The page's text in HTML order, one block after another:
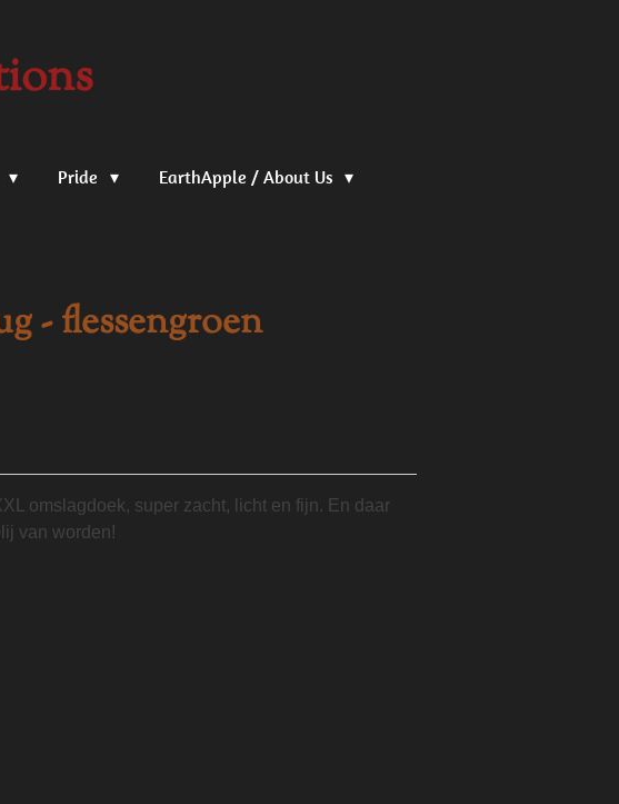
Pride EarthApple / About Us
- flessengroen
omslagdoek, super zacht, licht en fijn. En daar
van worden!